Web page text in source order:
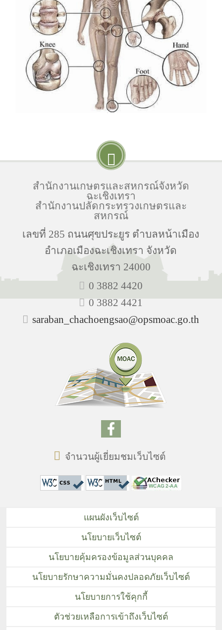
สำนักงานเกษตรและสหกรณ์จังหวัด
ฉะเชิงเทรา
สำนักงานปลัดกระทรวงเกษตรและ
สหกรณ์
เลขที่ 285 ถนนศุขประยูร ตำบลหน้าเมือง
อำเภอเมืองฉะเชิงเทรา จังหวัด
ฉะเชิงเทรา 24000
0 3882 4420
0 3882 4421
saraban_chachoengsao@opsmoac.go.th
จำนวนผู้เยี่ยมชมเว็บไซต์
แผนผังเว็บไซต์
นโยบายเว็บไซต์
นโยบายคุ้มครองข้อมูลส่วนบุคคล
นโยบายรักษาความมั่นคงปลอดภัยเว็บไซต์
นโยบายการใช้คุกกี้
ตัวช่วยเหลือการเข้าถึงเว็บไซต์